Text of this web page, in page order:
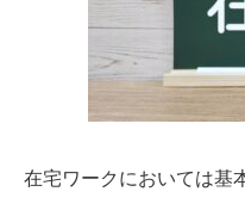
在宅ワークにおいては基